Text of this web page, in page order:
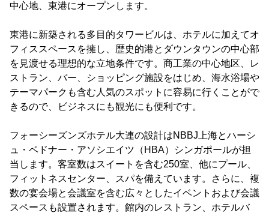
中心地、東港にオープンします。
東港に新築される多目的タワービルは、ホテルに加えてオ
フィススペースを擁し、歴史的港とダウンタウンの中心部
を見渡せる理想的な立地条件です。商工業の中心地区、レ
ストラン、バー、ショッピング施設をはじめ、海水浴場や
テーマパークも含む人気のスポットに容易に行くことがで
きるので、ビジネスにも観光にも便利です。
フォーシーズンズホテル大連の設計はNBBJ上海とハーシ
ュ・ベドナー・アソシエイツ（HBA）シンガポールが担
当します。客室数はスイートを含む250室、他にプール、
フィットネスセンター、スパを備えています。さらに、複
数の宴会場と会議室を含む広々としたイベントおよび会議
スペースも設置されます。館内のレストラン、ホテルバ